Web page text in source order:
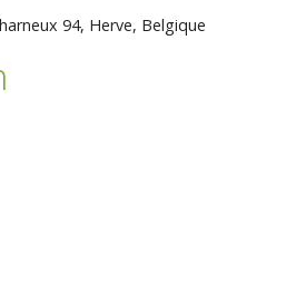
94, Herve, Belgique